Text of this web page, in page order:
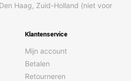
Haag, Zuid-Holland (niet voor
Klantenservice
Mijn account
Betalen
Retourneren